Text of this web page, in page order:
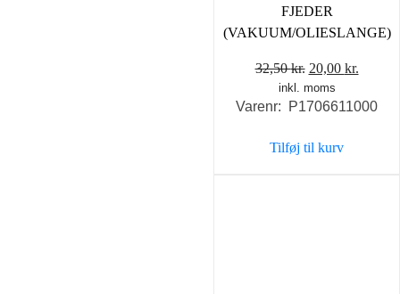
FJEDER
(VAKUUM/OLIESLANGE)
32,50kr. Den
oprindelige
pris
32,50 kr..
20,00 kr.
pris
inkl. moms
Varenr: P1706611000
Tilføj til kurv